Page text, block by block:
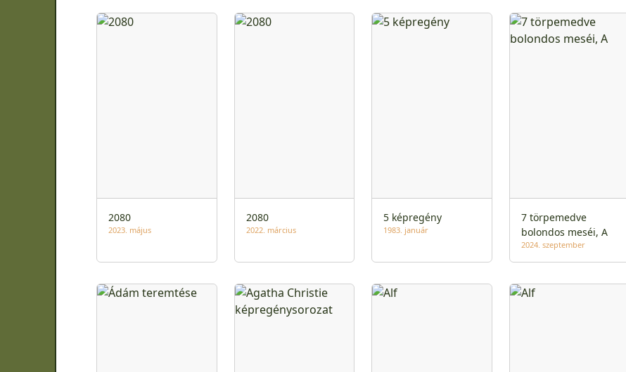
2080
2023. május
2080
2022. március
5 képregény
1983. január
7 törpemedve
bolondos meséi, A
2024. szeptember